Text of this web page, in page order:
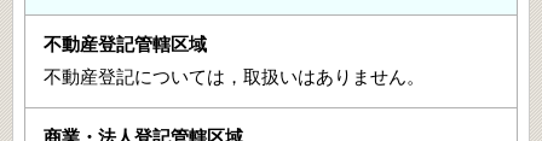
不動産登記については，取扱いはありません。